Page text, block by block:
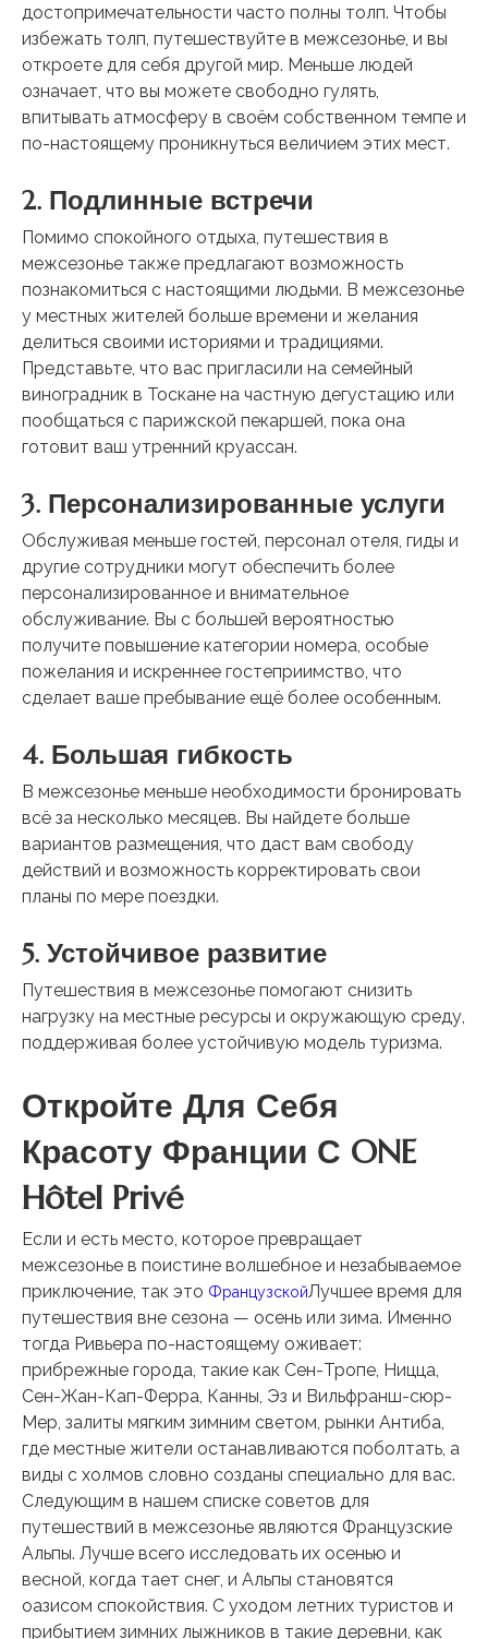
достопримечательности часто полны толп. Чтобы
избежать толп, путешествуйте в межсезонье, и вы
откроете для себя другой мир. Меньше людей
означает, что вы можете свободно гулять,
впитывать атмосферу в своём собственном темпе и
по-настоящему проникнуться величием этих мест.
2. Подлинные встречи
Помимо спокойного отдыха, путешествия в
межсезонье также предлагают возможность
познакомиться с настоящими людьми. В межсезонье
у местных жителей больше времени и желания
делиться своими историями и традициями.
Представьте, что вас пригласили на семейный
виноградник в Тоскане на частную дегустацию или
пообщаться с парижской пекаршей, пока она
готовит ваш утренний круассан.
3. Персонализированные услуги
Обслуживая меньше гостей, персонал отеля, гиды и
другие сотрудники могут обеспечить более
персонализированное и внимательное
обслуживание. Вы с большей вероятностью
получите повышение категории номера, особые
пожелания и искреннее гостеприимство, что
сделает ваше пребывание ещё более особенным.
4. Большая гибкость
В межсезонье меньше необходимости бронировать
всё за несколько месяцев. Вы найдете больше
вариантов размещения, что даст вам свободу
действий и возможность корректировать свои
планы по мере поездки.
5. Устойчивое развитие
Путешествия в межсезонье помогают снизить
нагрузку на местные ресурсы и окружающую среду,
поддерживая более устойчивую модель туризма.
Откройте Для Себя
Красоту Франции С ONE
Hôtel Privé
Если и есть место, которое превращает
межсезонье в поистине волшебное и незабываемое
приключение, так это ФранцузскойЛучшее время для
путешествия вне сезона — осень или зима. Именно
тогда Ривьера по-настоящему оживает:
прибрежные города, такие как Сен-Тропе, Ницца,
Сен-Жан-Кап-Ферра, Канны, Эз и Вильфранш-сюр-
Мер, залиты мягким зимним светом, рынки Антиба,
где местные жители останавливаются поболтать, а
виды с холмов словно созданы специально для вас.
Следующим в нашем списке советов для
путешествий в межсезонье являются Французские
Альпы. Лучше всего исследовать их осенью и
весной, когда тает снег, и Альпы становятся
оазисом спокойствия. С уходом летних туристов и
прибытием зимних лыжников в такие деревни, как